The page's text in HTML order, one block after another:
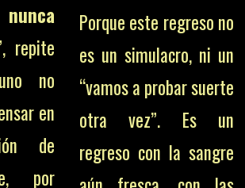
repite
no
en
de
por
Porque este regreso no
es un simulacro, ni un
“vamos a probar suerte
otra vez”. Es un
regreso con la sangre